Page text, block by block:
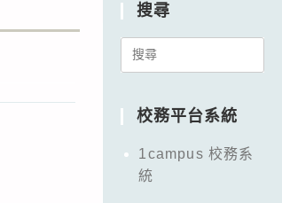
搜尋
Search
校務平台系統
1campus 校務系
統